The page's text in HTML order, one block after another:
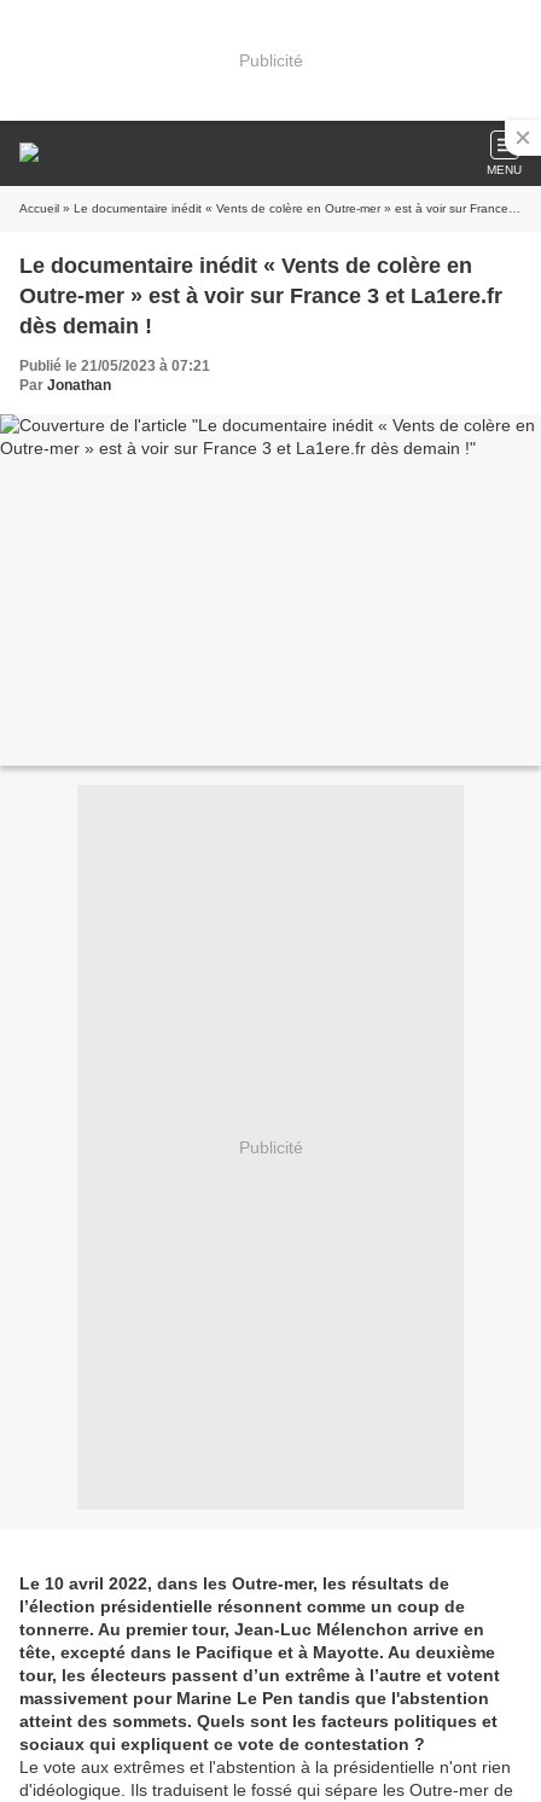
Publicité
MENU
Accueil » Le documentaire inédit « Vents de colère en Outre-mer » est à voir sur France 3 et La1ere.fr dès demain !
Le documentaire inédit « Vents de colère en
Outre-mer » est à voir sur France 3 et La1ere.fr
dès demain !
Publié le 21/05/2023 à 07:21
Par Jonathan
Publicité
Le 10 avril 2022, dans les Outre-mer, les résultats de
l’élection présidentielle résonnent comme un coup de
tonnerre. Au premier tour, Jean-Luc Mélenchon arrive en
tête, excepté dans le Pacifique et à Mayotte. Au deuxième
tour, les électeurs passent d’un extrême à l’autre et votent
massivement pour Marine Le Pen tandis que l'abstention
atteint des sommets. Quels sont les facteurs politiques et
sociaux qui expliquent ce vote de contestation ?
Le vote aux extrêmes et l'abstention à la présidentielle n'ont rien
d'idéologique. Ils traduisent le fossé qui sépare les Outre-mer de